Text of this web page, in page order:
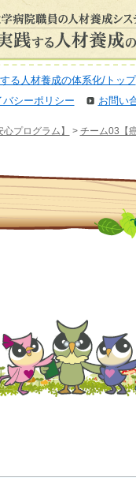
る人材養成の体系化/トップ
バシーポリシー お問い
プログラム】 > チーム03【